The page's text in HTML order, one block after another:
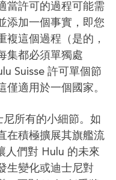
當許可的過程可能需
添加一個事實，即您
複這個過程（是的，
集都必須單獨處
Suisse 許可單個節
僅適用於一個國家。
所有的小細節。如
在積極擴展其旗艦流
人們對 Hulu 的未來
生變化或迪士尼對